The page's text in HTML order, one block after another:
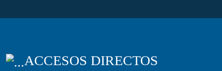
ACCESOS DIRECTOS